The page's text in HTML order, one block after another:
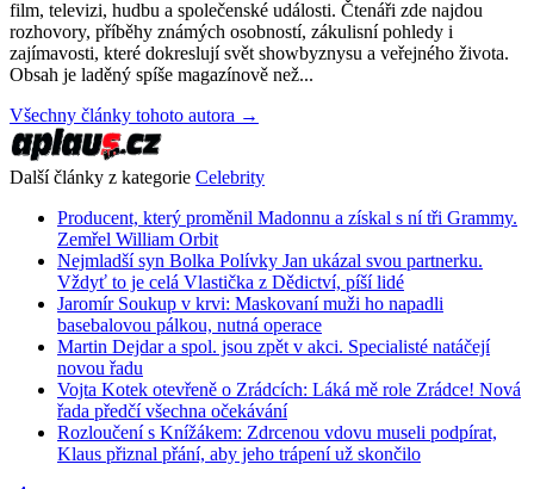
film, televizi, hudbu a společenské události. Čtenáři zde najdou
rozhovory, příběhy známých osobností, zákulisní pohledy i
zajímavosti, které dokreslují svět showbyznysu a veřejného života.
Obsah je laděný spíše magazínově než...
Všechny články tohoto autora →
Další články z kategorie Celebrity
Producent, který proměnil Madonnu a získal s ní tři Grammy.
Zemřel William Orbit
Nejmladší syn Bolka Polívky Jan ukázal svou partnerku.
Vždyť to je celá Vlastička z Dědictví, píší lidé
Jaromír Soukup v krvi: Maskovaní muži ho napadli
basebalovou pálkou, nutná operace
Martin Dejdar a spol. jsou zpět v akci. Specialisté natáčejí
novou řadu
Vojta Kotek otevřeně o Zrádcích: Láká mě role Zrádce! Nová
řada předčí všechna očekávání
Rozloučení s Knížákem: Zdrcenou vdovu museli podpírat,
Klaus přiznal přání, aby jeho trápení už skončilo